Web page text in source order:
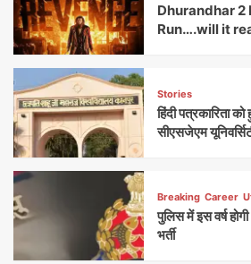
Dhurandhar
Run….will it
Stories
हिंदी पत्रकारिता
सीएसजेएम
Breaking Career
पुलिस में इस वर्ष
भर्ती